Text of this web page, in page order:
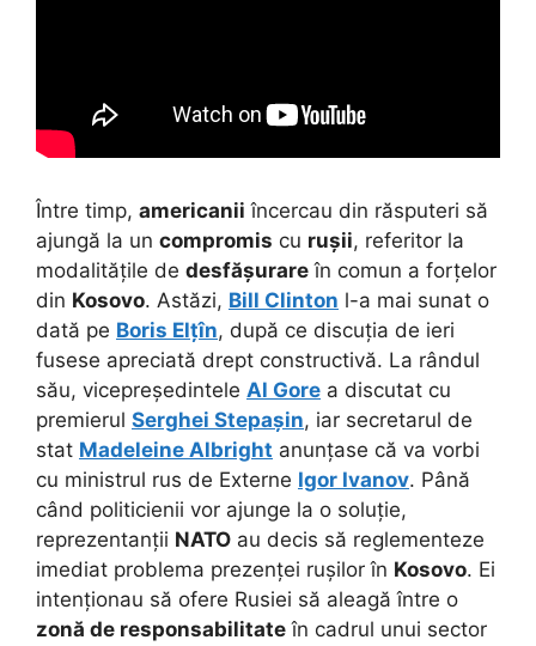
Între timp, americanii încercau din răsputeri să
ajungă la un compromis cu rușii, referitor la
modalitățile de desfășurare în comun a forțelor
din Kosovo. Astăzi, Bill Clinton l-a mai sunat o
dată pe Boris Elțîn, după ce discuția de ieri
fusese apreciată drept constructivă. La rândul
său, vicepreședintele Al Gore a discutat cu
premierul Serghei Stepașin, iar secretarul de
stat Madeleine Albright anunțase că va vorbi
cu ministrul rus de Externe Igor Ivanov. Până
când politicienii vor ajunge la o soluție,
reprezentanții NATO au decis să reglementeze
imediat problema prezenței rușilor în Kosovo. Ei
intenționau să ofere Rusiei să aleagă între o
zonă de responsabilitate în cadrul unui sector